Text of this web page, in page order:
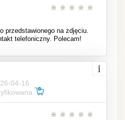
przedstawionego na zdjęciu.
telefoniczny. Polecam!
04-16